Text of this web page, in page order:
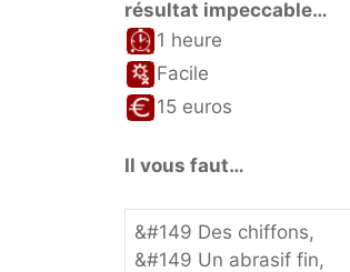
résultat impeccable…
1 heure
Facile
15 euros
Il vous faut…
&#149 Des chiffons,
&#149 Un abrasif fin,